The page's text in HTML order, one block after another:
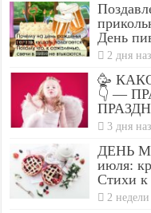
День
2 дня
🥳
👇 —
3 дня
ДЕНЬ
июля:
Стихи
2